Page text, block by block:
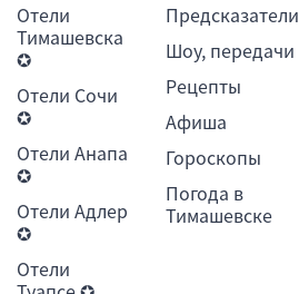
Отели
Тимашевска
✪
Отели Сочи
✪
Отели Анапа
✪
Отели Адлер
✪
Отели
Предсказатели
Шоу, передачи
Рецепты
Афиша
Гороскопы
Погода в
Тимашевске